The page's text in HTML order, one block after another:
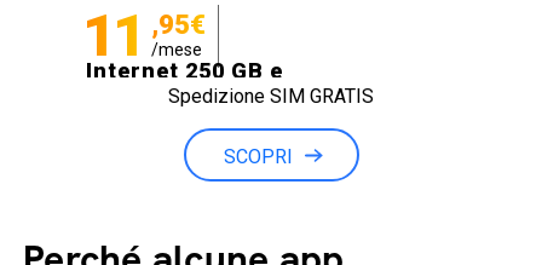
11 ,95€
/mese
Internet 250 GB e
Minuti illimitati
Spedizione SIM GRATIS
SCOPRI